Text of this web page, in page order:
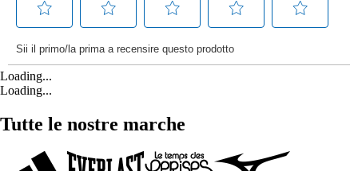
Loading...
Loading...
Tutte le nostre marche